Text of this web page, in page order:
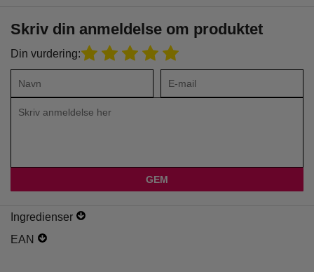
Skriv din anmeldelse om produktet
Din vurdering:
Ingredienser
EAN